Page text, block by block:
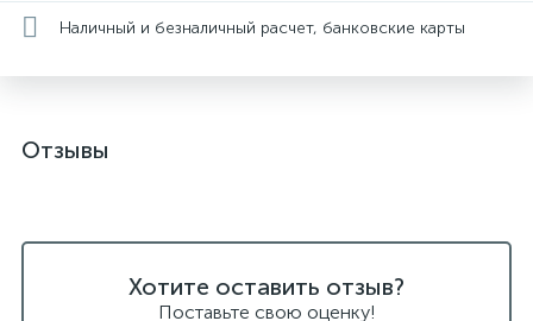
Наличный и безналичный расчет, банковские карты
Отзывы
Хотите оставить отзыв?
Поставьте свою оценку!